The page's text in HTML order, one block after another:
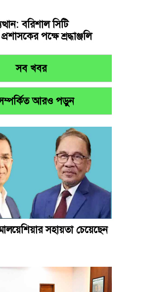
বরিশাল সিটি
পক্ষে শ্রদ্ধাঞ্জলি
সব খবর
আরও পড়ুন
সহায়তা চেয়েছেন